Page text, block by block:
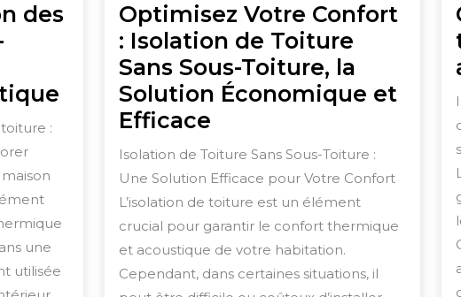
des
Optimisez
l’isolation
combles
sous-
toiture
pour
:
une
utilisée
Optimisez Votre Confort
: Isolation de Toiture
Sans Sous-Toiture, la
Solution Économique et
Efficace
Votre
Confort
:
Isolation
de
Toiture
Isolation de Toiture Sans Sous-Toiture :
Une Solution Efficace pour Votre Confort
L’isolation de toiture est un élément
crucial pour garantir le confort thermique
et acoustique de votre habitation.
Cependant, dans certaines situations, il